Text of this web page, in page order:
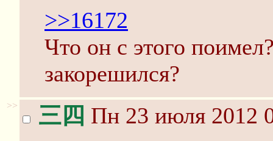
>>16172
Что он с этого
закорешился?
>> 三四 Пн 23 июля 2012